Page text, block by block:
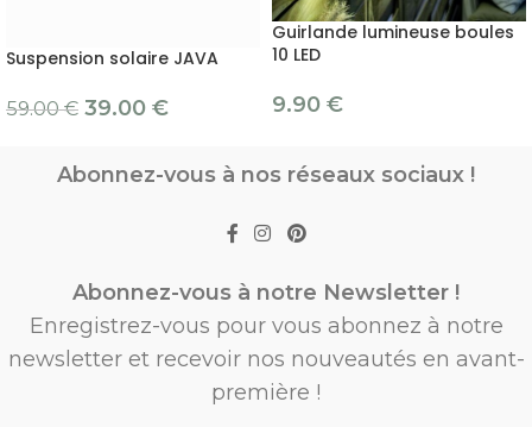
Suspension solaire JAVA
59.00€ 39.00 €
Guirlande lumineuse boules
10 LED
9.90 €
Abonnez-vous à nos réseaux sociaux !
Abonnez-vous à notre Newsletter !
Enregistrez-vous pour vous abonnez à notre
newsletter et recevoir nos nouveautés en avant-
première !